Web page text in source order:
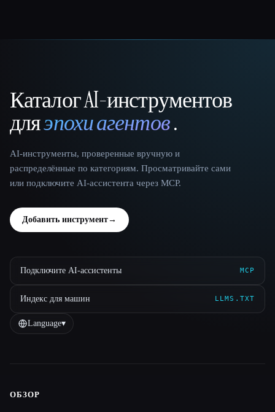
That AI Collection
Каталог AI-инструментов
дляэпохи агентов.
AI-инструменты, проверенные вручную и
распределённые по категориям. Просматривайте сами
или подключите AI-ассистента через MCP.
Добавить инструмент→
Подключите AI-ассистенты MCP
Индекс для машин LLMS.TXT
Language▾
Site navigation
ОБЗОР